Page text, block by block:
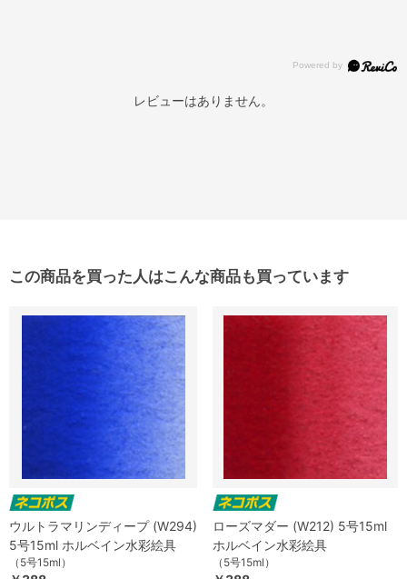
レビューはありません。
この商品を買った人はこんな商品も買っています
ウルトラマリンディープ (W294)
5号15ml ホルベイン水彩絵具
（5号15ml）
ローズマダー (W212) 5号15ml
ホルベイン水彩絵具
（5号15ml）